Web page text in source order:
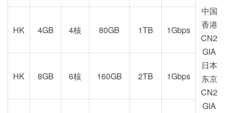
中国
香港
CN2
GIA
日本
东京
CN2
GIA
HK 4GB 4核 80GB 1TB 1Gbps
HK 8GB 6核 160GB 2TB 1Gbps